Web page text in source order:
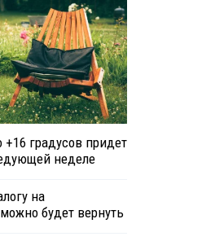
градусов придет
неделе
на
будет вернуть